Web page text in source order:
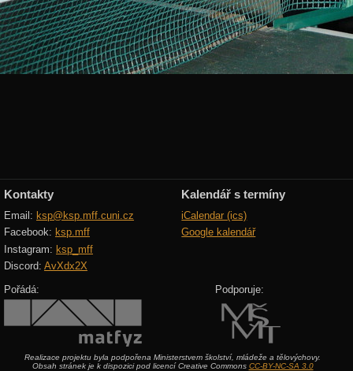
Kontakty
Email: ksp@ksp.mff.cuni.cz
Facebook: ksp.mff
Instagram: ksp_mff
Discord: AvXdx2X
Kalendář s termíny
iCalendar (ics)
Google kalendář
Pořádá: Podporuje:
Realizace projektu byla podpořena Ministerstvem školství, mládeže a tělovýchovy.
Obsah stránek je k dispozici pod licencí Creative Commons CC-BY-NC-SA 3.0